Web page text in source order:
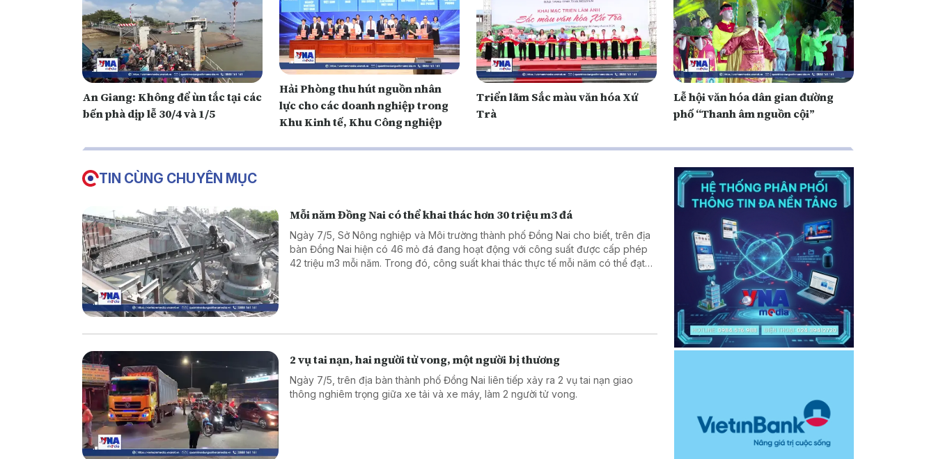
An Giang: Không để ùn tắc tại các
bến phà dịp lễ 30/4 và 1/5
Hải Phòng thu hút nguồn nhân
lực cho các doanh nghiệp trong
Khu Kinh tế, Khu Công nghiệp
Triển lãm Sắc màu văn hóa Xứ
Trà
Lễ hội văn hóa dân gian đường
phố “Thanh âm nguồn cội”
TIN CÙNG CHUYÊN MỤC
Mỗi năm Đồng Nai có thể khai thác hơn 30 triệu m3 đá
Ngày 7/5, Sở Nông nghiệp và Môi trường thành phố Đồng Nai cho biết, trên địa
bàn Đồng Nai hiện có 46 mỏ đá đang hoạt động với công suất được cấp phép
42 triệu m3 mỗi năm. Trong đó, công suất khai thác thực tế mỗi năm có thể đạt
2 vụ tai nạn, hai người tử vong, một người bị thương
Ngày 7/5, trên địa bàn thành phố Đồng Nai liên tiếp xảy ra 2 vụ tai nạn giao
thông nghiêm trọng giữa xe tải và xe máy, làm 2 người tử vong.